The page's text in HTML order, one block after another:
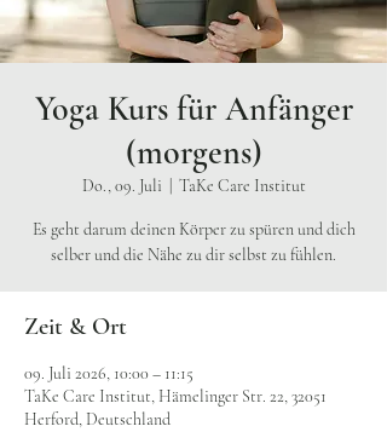
Yoga Kurs für Anfänger
(morgens)
Do., 09. Juli TaKe Care Institut
Es geht darum deinen Körper zu spüren und dich
selber und die Nähe zu dir selbst zu fühlen.
Zeit & Ort
09. Juli 2026, 10:00 – 11:15
TaKe Care Institut, Hämelinger Str. 22, 32051
Herford, Deutschland